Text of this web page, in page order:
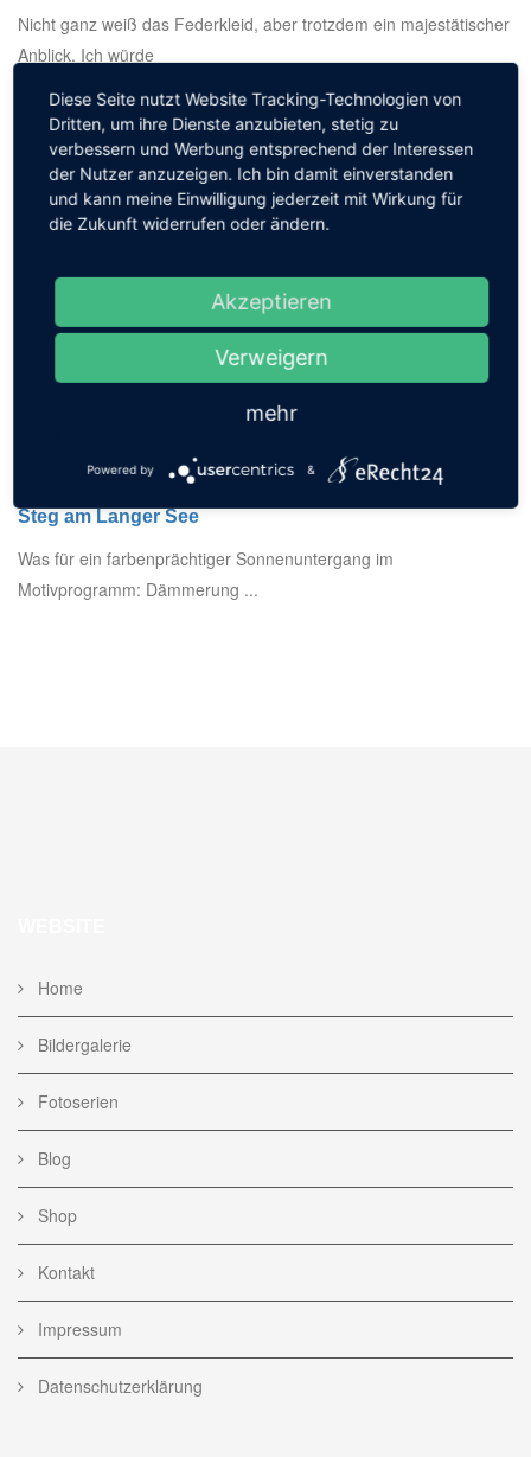
Nicht ganz weiß das Federkleid, aber trotzdem ein majestätischer
Anblick. Ich würde
Steg am Langer See
Was für ein farbenprächtiger Sonnenuntergang im
Motivprogramm: Dämmerung ...
Home
Bildergalerie
Fotoserien
Blog
Shop
Kontakt
Impressum
Datenschutzerklärung
Diese Seite nutzt Website Tracking-Technologien von
Dritten, um ihre Dienste anzubieten, stetig zu
verbessern und Werbung entsprechend der Interessen
der Nutzer anzuzeigen. Ich bin damit einverstanden
und kann meine Einwilligung jederzeit mit Wirkung für
die Zukunft widerrufen oder ändern.
Akzeptieren
Verweigern
mehr
Powered by &